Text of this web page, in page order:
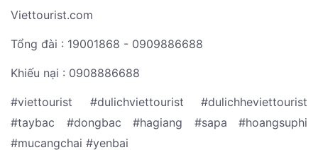
Viettourist.com
Tổng đài : 19001868 - 0909886688
Khiếu nại : 0908886688
#viettourist #dulichviettourist #dulichheviettourist
#taybac #dongbac #hagiang #sapa #hoangsuphi
#mucangchai #yenbai